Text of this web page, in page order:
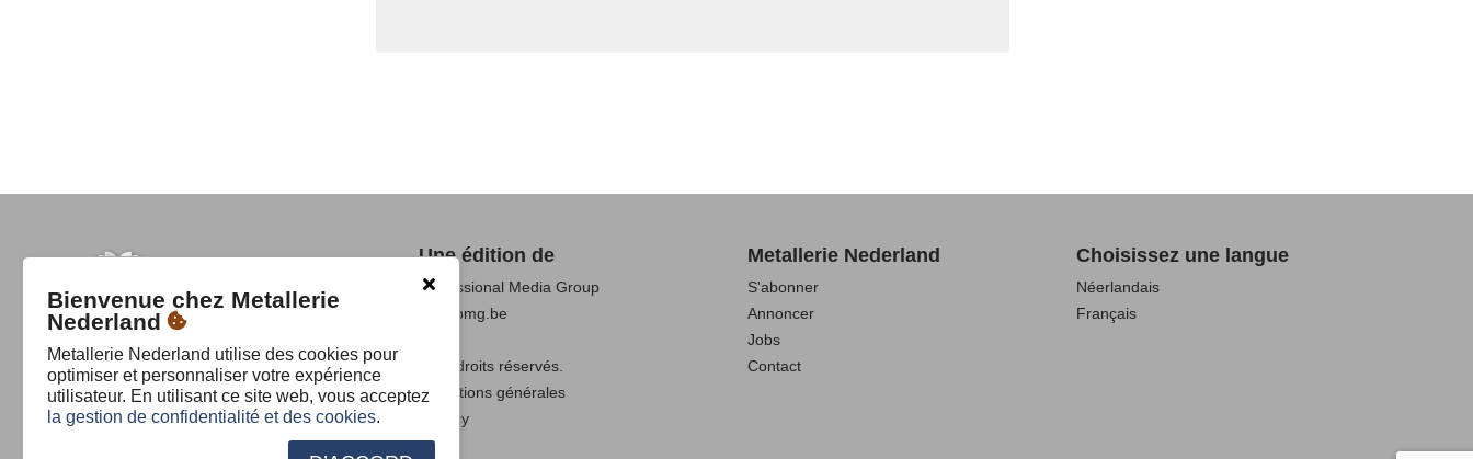
Une édition de
Professional Media Group
www.pmg.be
Tous droits réservés.
Conditions générales
Privacy
Metallerie Nederland
S'abonner
Annoncer
Jobs
Contact
Choisissez une langue
Néerlandais
Français
Bienvenue chez Metallerie
Nederland
Metallerie Nederland utilise des cookies pour
optimiser et personnaliser votre expérience
utilisateur. En utilisant ce site web, vous acceptez
la gestion de confidentialité et des cookies.